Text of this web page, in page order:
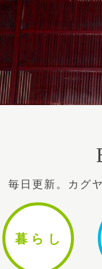
毎日更新。カグ
暮ら し